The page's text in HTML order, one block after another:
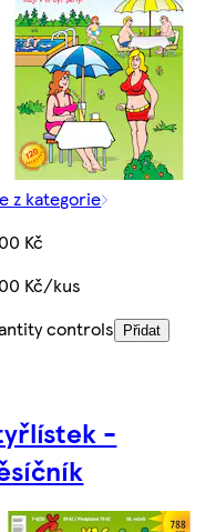
z kategorie
Kč
Kč/kus
controls
Přidat
-